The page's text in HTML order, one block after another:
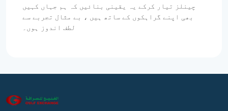
چینلز تیار کرکے یہ یقینی بنائیں کہ ہم جہاں کہیں
بھی اپنے گراہکوں کے ساتھ ہیں ، بے مثال تجربے سے
لطف اندوز ہوں۔